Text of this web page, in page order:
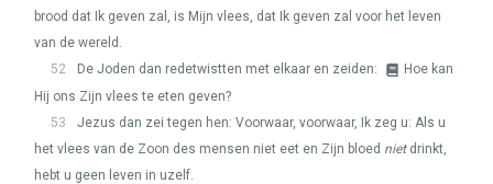
brood dat Ik geven zal, is Mijn vlees, dat Ik geven zal voor het leven
van de wereld.
52
De Joden dan redetwistten met elkaar en zeiden:
Hoe kan
Hij ons Zijn vlees te eten geven?
53
Jezus dan zei tegen hen: Voorwaar, voorwaar, Ik zeg u: Als u
het vlees van de Zoon des mensen niet eet en Zijn bloed nietdrinkt,
hebt u geen leven in uzelf.